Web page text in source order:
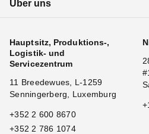
Über uns
Hauptsitz, Produktions-,
Logistik- und
Servicezentrum
11 Breedewues, L-1259
Senningerberg, Luxemburg
+352 2 600 8670
+352 2 786 1074